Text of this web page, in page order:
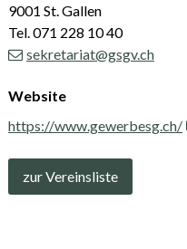
9001 St. Gallen
Tel. 071 228 10 40
sekretariat@gsgv.ch
Website
https://www.gewerbesg.ch/
zur Vereinsliste